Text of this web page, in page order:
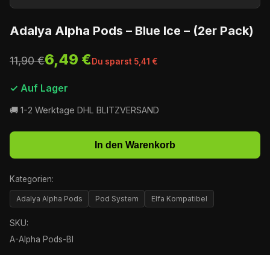
Adalya Alpha Pods – Blue Ice – (2er Pack)
11,90 €6,49 €Du sparst 5,41 €
✓ Auf Lager
🚚 1-2 Werktage DHL BLITZVERSAND
In den Warenkorb
Kategorien:
Adalya Alpha Pods Pod System Elfa Kompatibel
SKU:
A-Alpha Pods-BI